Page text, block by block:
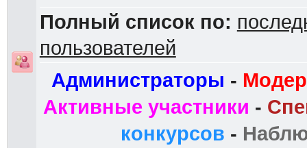
Полный список по:
пользователей
Администраторы -
Активные участники -
конкурсов -